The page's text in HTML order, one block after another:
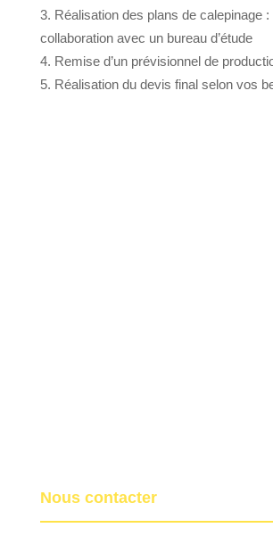
Réalisation des plans de calepinage :
collaboration avec un bureau d’étude
Remise d’un prévisionnel de
Réalisation du devis final selon vos
Nous contacter